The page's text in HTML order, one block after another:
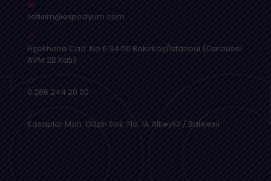
iletisim@expodyum.com
Fişekhane Cad. No:5 34710 Bakırköy/İstanbul (Carousel
AVM 2B Katı)
0 266 244 20 00
Kasaplar Mah. Güzin Sok. No: 1A Altıeylül / Balıkesir